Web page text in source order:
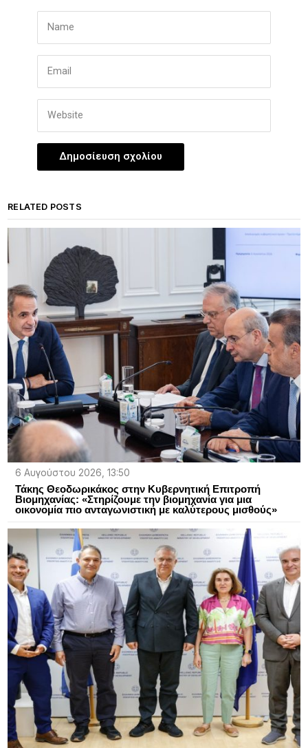
RELATED POSTS
6 Αυγούστου 2026, 13:50
Τάκης Θεοδωρικάκος στην Κυβερνητική Επιτροπή
Βιομηχανίας: «Στηρίζουμε την βιομηχανία για μια
οικονομία πιο ανταγωνιστική με καλύτερους μισθούς»